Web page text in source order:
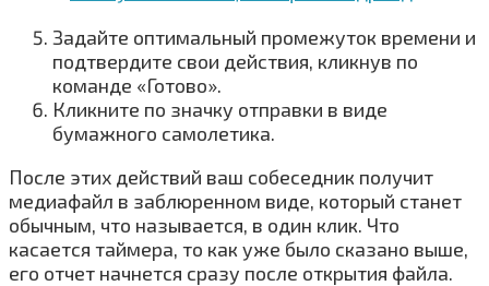
Задайте оптимальный промежуток времени и
подтвердите свои действия, кликнув по
команде «Готово».
Кликните по значку отправки в виде
бумажного самолетика.
После этих действий ваш собеседник получит
медиафайл в заблюренном виде, который станет
обычным, что называется, в один клик. Что
касается таймера, то как уже было сказано выше,
его отчет начнется сразу после открытия файла.